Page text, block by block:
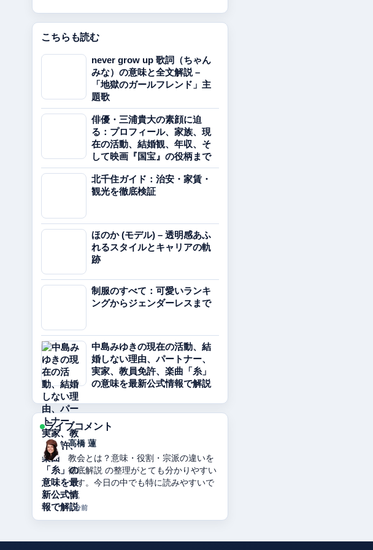
こちらも読む
never grow up 歌詞（ちゃん
みな）の意味と全文解説 –
「地獄のガールフレンド」主
題歌
俳優・三浦貴大の素顔に迫
る：プロフィール、家族、現
在の活動、結婚観、年収、そ
して映画『国宝』の役柄まで
北千住ガイド：治安・家賃・
観光を徹底検証
ほのか (モデル) – 透明感あふ
れるスタイルとキャリアの軌
跡
制服のすべて：可愛いランキ
ングからジェンダーレスまで
中島みゆきの現在の活動、結
婚しない理由、パートナー、
実家、教員免許、楽曲「糸」
の意味を最新公式情報で解説
ライブコメント
佐藤 遥
カノックスターとは？活動休止・炎
上・年収・整形疑惑まとめ を追ってい
ますが、この解説は落ち着いていて信
頼できます。
6 分前